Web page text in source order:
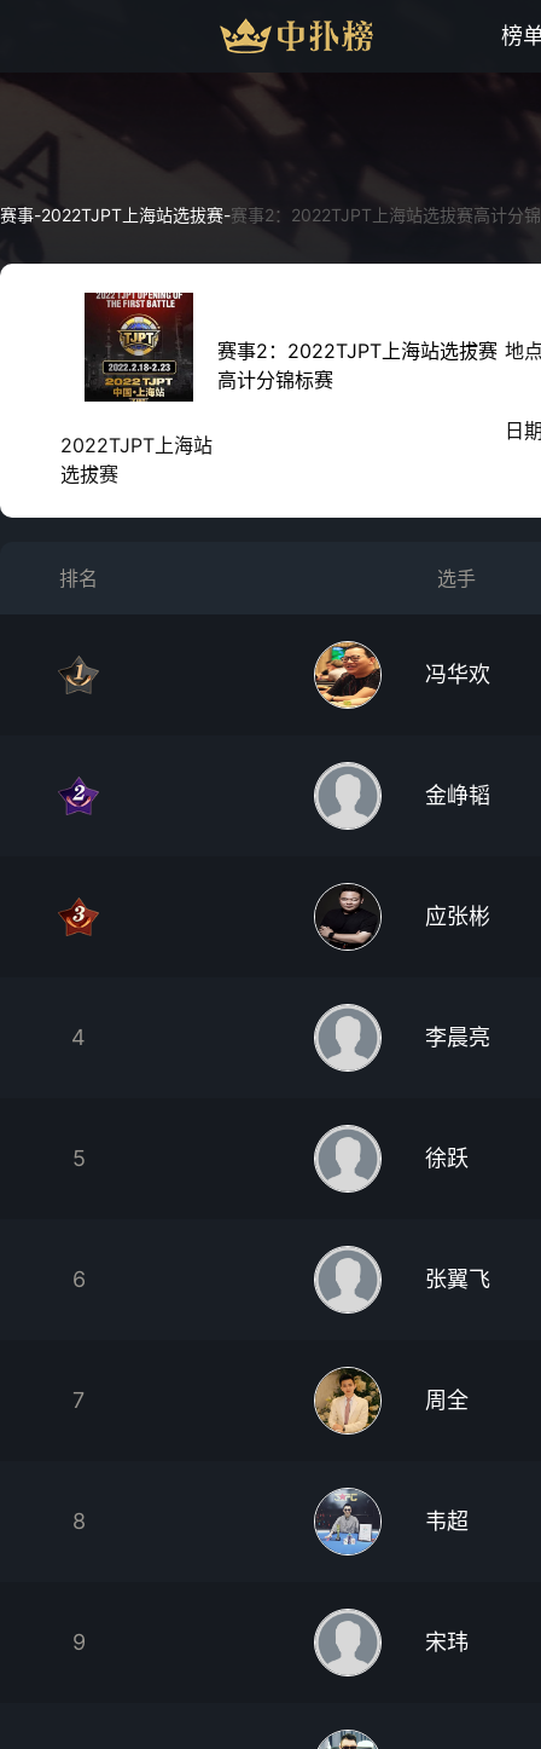
榜
赛事-2022TJPT上海站选拔赛-赛事2：2022TJPT上海站选拔赛高计分
2022TJPT上海站
选拔赛
赛事2：2022TJPT上海站选拔赛
高计分锦标赛
地
日
排名 选手
冯华欢
金峥韬
应张彬
4 李晨亮
5 徐跃
6 张翼飞
7 周全
8 韦超
9 宋玮